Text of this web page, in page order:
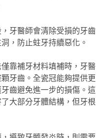
牙醫師會清除受損的牙齒
，防止蛀牙持續惡化。
靠補牙材料填補時，牙醫
牙齒。全瓷冠能夠提供更
齒避免進一步的損傷。這
大部分牙體結構，但牙根